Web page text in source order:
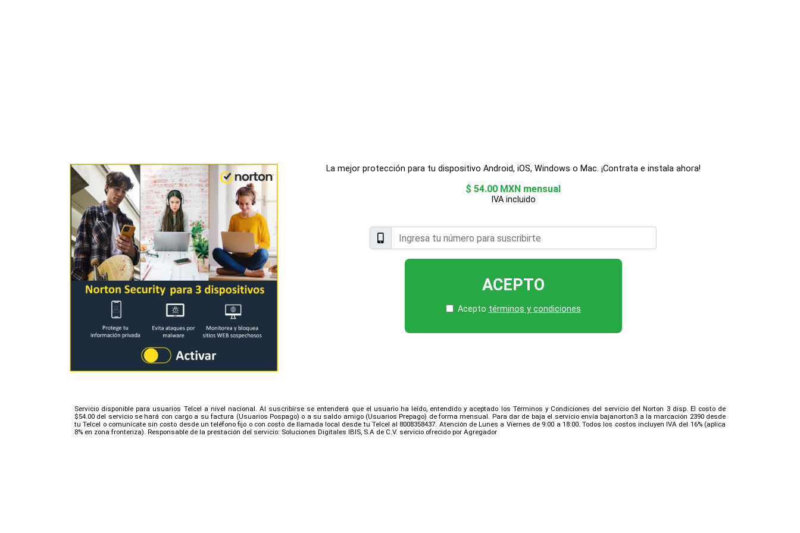
La mejor protección para tu dispositivo Android, iOS, Windows o Mac. ¡Contrata e instala ahora!
$ 54.00 MXN mensual
IVA incluido
ACEPTO
Acepto términos y condiciones
Servicio disponible para usuarios Telcel a nivel nacional. Al suscribirse se entenderá que el usuario ha leído, entendido y aceptado los Términos y Condiciones del servicio del Norton 3 disp. El costo de
$54.00 del servicio se hará con cargo a su factura (Usuarios Pospago) o a su saldo amigo (Usuarios Prepago) de forma mensual. Para dar de baja el servicio envía bajanorton3 a la marcación 2390 desde
tu Telcel o comunícate sin costo desde un teléfono fijo o con costo de llamada local desde tu Telcel al 8008358437. Atención de Lunes a Viernes de 9:00 a 18:00. Todos los costos incluyen IVA del 16% (aplica
8% en zona fronteriza). Responsable de la prestación del servicio: Soluciones Digitales IBIS, S.A de C.V. servicio ofrecido por Agregador